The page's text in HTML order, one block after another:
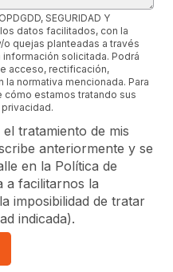
SEGURIDAD Y
los datos facilitados, con la
quejas planteadas a través
solicitada. Podrá
acceso, rectificación,
normativa mencionada. Para
cómo estamos tratando sus
el tratamiento de mis
anteriormente y se
en la Política de
a facilitarnos la
imposibilidad de tratar
indicada).